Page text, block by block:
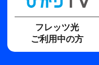
フレッツ光
ご利用中の方